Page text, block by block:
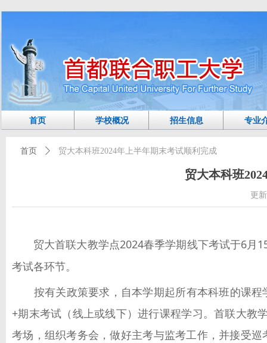
首页 学校概况 招生信息 专业
贸大本科班
首页 ꄲ 贸大本科班2024年上半年期末考试顺利完成
贸大首联大教学点2024春季学期线下考试于6月
考试各环节。
按有关政策要求，自本学期起所有本科班的课程
+期末考试（线上或线下）进行课程学习。首联大教
考场，组织考务会，做好主考与监考工作，并接受
更